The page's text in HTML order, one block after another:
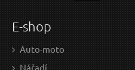
E-shop
Auto-moto
Nářadí